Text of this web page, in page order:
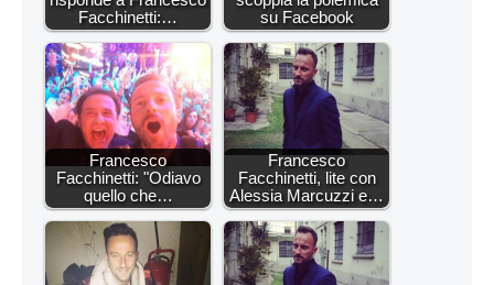
Facchinetti:…
su Facebook
Francesco
Facchinetti: "Odiavo
quello che…
Francesco
Facchinetti, lite con
Alessia Marcuzzi e…